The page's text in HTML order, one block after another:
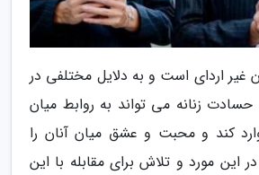
غیر اردای است و به دلایل مختلفی در
حسادت زنانه می تواند به روابط میان
کند و محبت و عشق میان آنان را
این مورد و تلاش برای مقابله با این